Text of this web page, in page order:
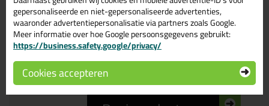
Zou jij dit product aanbevelen bij anderen?
ja
nee
gepersonaliseerde en niet-gepersonaliseerde advertenties,
waaronder advertentiepersonalisatie via partners zoals Google.
Meer informatie over hoe Google persoonsgegevens gebruikt:
https://business.safety.google/privacy/
Cookies accepteren